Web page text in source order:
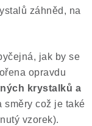
záhněd, na
jak by se
opravdu
krystalků a
směry což je také
vzorek).